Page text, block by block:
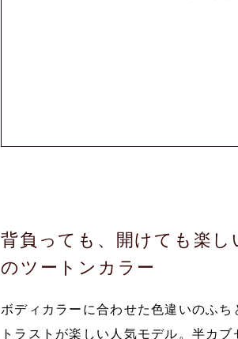
背負っても、開けても楽し
のツートンカラー
ボディカラーに合わせた色違いのふち
トラストが楽しい人気モデル。半カ